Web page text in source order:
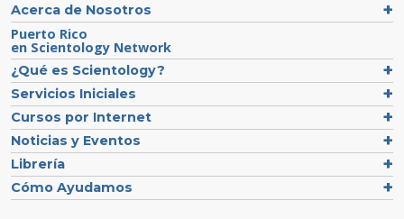
Acerca de Nosotros
Puerto Rico
en Scientology Network
¿Qué es Scientology?
Servicios Iniciales
Cursos por Internet
Noticias y Eventos
Librería
Cómo Ayudamos